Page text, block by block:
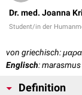
Dr. med. Joanna
Student/in der
von griechisch:
Englisch: marasmus
Definition